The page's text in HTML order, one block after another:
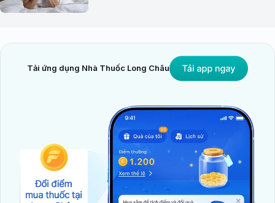
Tải ứng dụng Nhà Thuốc Long Châu